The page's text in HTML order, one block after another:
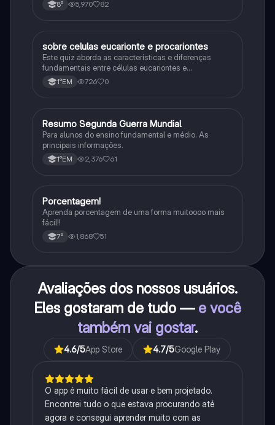
8° 5,970 82
Biologia
sobre celulas eucarionte e procariontes
Este quiz aborda as características e diferenças
fundamentais entre células eucariontes e
procariontes.
1°EM 726 0
História
Resumo Segunda Guerra Mundial
Para alunos do ensino fundamental e médio. As
principais informações.
1°EM 2,376 61
Matematica
Porcentagem!
Aprenda porcentagem de uma forma muitoooo mais
fácil!!
7° 1,868 51
Avaliações dos nossos usuários.
Eles gostaram de tudo — e você
também vai gostar.
4.6/5App Store 4.7/5Google Play
O app é muito fácil de usar e bem projetado.
Encontrei tudo o que estava procurando até
agora e consegui aprender muito com as